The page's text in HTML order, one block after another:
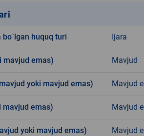
bo`lgan huquq turi Ijara
mavjud emas) Mavjud
yoki mavjud emas) Mavjud
mavjud emas) Mavjud
yoki mavjud emas) Mavjud